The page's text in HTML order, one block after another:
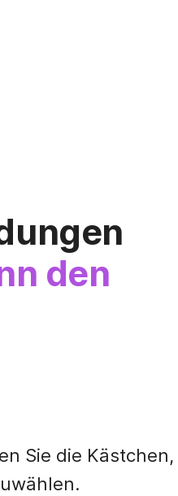
den
Sie die Kästchen,